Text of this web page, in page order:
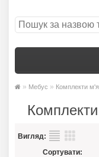
» Мебус » Комплекти
Вигляд:
Сортувати: